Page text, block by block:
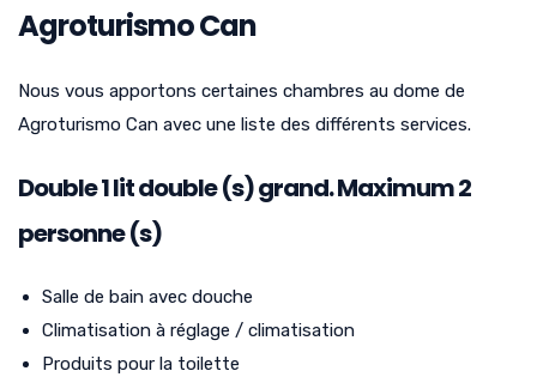
Agroturismo Can
Nous vous apportons certaines chambres au dome de
Agroturismo Can avec une liste des différents services.
Double1lit double (s) grand. Maximum 2
personne (s)
Salle de bain avec douche
Climatisation à réglage / climatisation
Produits pour la toilette